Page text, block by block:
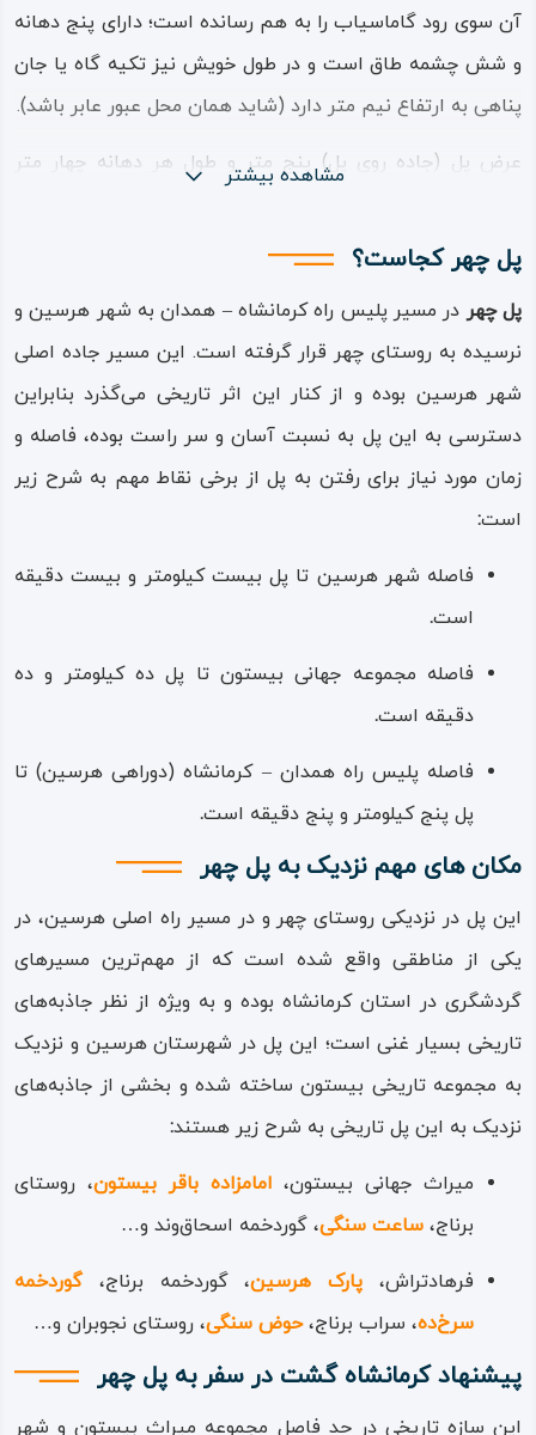
‌آن‌ سوی رود گاماسیاب را به هم رسانده است؛ دارای پنج دهانه‌
و شش چشمه طاق است و در طول خویش نیز تکیه گاه یا جان
پناهی به ارتفاع نیم متر دارد (شاید همان محل عبور عابر باشد).
عرض پل (جاده روی پل) پنج‌ متر و طول هر دهانه چهار متر
دست کم بیست ‌متر می‌باشد.
نام پل چهر شاید از بن واژه «چهر» به معنای منظر و منظره (و
حتی چهره امروزی) گرفته شده باشد، که در‌ این حالت ریشه در
«چیتْهَر» زبان پهلوی دارد و به معنای دیدار و چشم انداز است.
اما با توجه به آوا و گویش محلی که لفظی بینابین «چهر» و«چِر»
ادا می‌کنند، امکان دارد که نام پل (و حتی نام روستا) همان
«چِر» باشد؛ که در این حالت خود ریشه‌ یا بن‌ واژه «چِر» پهلوی
بوده و گستره مفهومی آن شامل معناهایی از جمله گرداب،
چرخیدن، صدای ریزش آب و چرخاب است؛ این امکان اخیر با
سنگ‌هایی تراش خورده و پرداخت شده استفاده کرده‌اند که با
توجه به قدمت پل (پهلوی اول یا حتی قاجار)، نشانگر این است
که این سنگ‌ها از ته خرابه مانده‌های سازه‌های قدیمی‌تر، از
مکان‌های دور و نزدیک آمده‌اند و در ساخت پل مصرف شده‌اند.
دلیل این برداشت خاص، ویژگی سنگ‌ها، ازجمله دیرینه بودگی و
نیز فرم و نوع تراش آن‌هاست؛ چنان که بخش زیادی از آن‌ها،
گورسنگ یا به لفظ امروزی‌تر سنگ قبر هستند، آن هم سنگ
قبرهایی که دارای نقش و قاب‌اند و در اصل باید در شمار آثار
نگارگرانه باشند!
البته قدمت این گورسنگ‌ها گویا به سده‌های اول اسلام می‌رسد
و دلیل یا نشانه‌ای برای دورتر بردن نسب آن‌ها در دست نیست؛
پل چهر در استان
کرمانشاه، عضوی از خانواده مجموعه ‌پل‌هایی
است که برخی جوان‌تر و بسیاری کهن سال‌تر از آن‌اند؛ این
مجموعه تاریخی – گردشگری چنان فراوانی و پراکندگی وسیعی
مشاهده بیشتر
پل چهر کجاست؟
پل چهردر مسیر پلیس راه کرمانشاه – همدان به شهر هرسین و
نرسیده به روستای چهر قرار گرفته است. این مسیر جاده اصلی
شهر هرسین بوده و از کنار این اثر تاریخی می‌گذرد بنابراین
دسترسی به این پل به نسبت آسان و سر راست بوده، فاصله و
زمان مورد نیاز برای رفتن به پل از برخی نقاط مهم به شرح زیر
است:
فاصله شهر هرسین تا پل بیست‌ کیلومتر و بیست دقیقه
است.
فاصله مجموعه جهانی بیستون تا پل ده کیلومتر و ده
دقیقه است.
فاصله پلیس راه همدان‌ – کرمانشاه (دوراهی هرسین) تا
پل پنج کیلومتر و پنج دقیقه است.
مکان های مهم نزدیک به پل چهر
این پل در نزدیکی روستای چهر و در مسیر راه اصلی هرسین، در
یکی از مناطقی واقع شده است که از مهم‌ترین مسیرهای
گردشگری در استان کرمانشاه بوده و به ویژه از نظر جاذبه‌های
تاریخی بسیار غنی است؛ این پل در شهرستان هرسین و نزدیک
به مجموعه تاریخی بیستون ساخته شده و بخشی از جاذبه‌های
نزدیک به این پل تاریخی به شرح زیر هستند:
میراث جهانی بیستون، امامزاده باقر بیستون، روستای
برناج، ساعت سنگی، گوردخمه اسحاق‌وند و…
فرهادتراش،پارک هرسین، گوردخمه برناج،گوردخمه
سرخ‌ده، سراب برناج،حوض سنگی، روستای نجوبران و…
پیشنهاد کرمانشاه گشت در سفر به پل چهر
این سازه تاریخی در حد فاصل مجموعه میراث بیستون و شهر